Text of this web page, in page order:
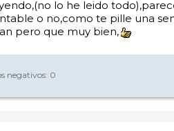
lo he leido
o no,como te pille una
pero que muy bien,
negativos: 0